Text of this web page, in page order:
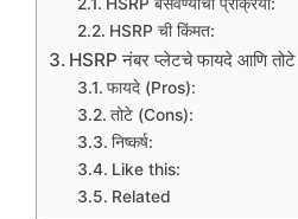
HSRP बसवण्याची प्रक्रिया:
HSRP ची किंमत:
HSRP नंबर प्लेटचे फायदे आणि तोटे
फायदे (Pros):
तोटे (Cons):
निष्कर्ष:
Like this:
Related